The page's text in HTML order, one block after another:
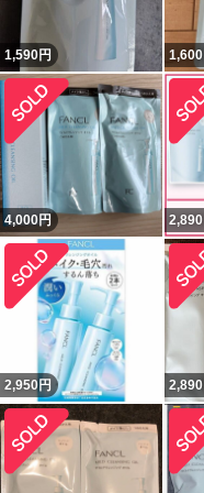
1,590円 1,600
4,000円 2,890
2,950円 2,890